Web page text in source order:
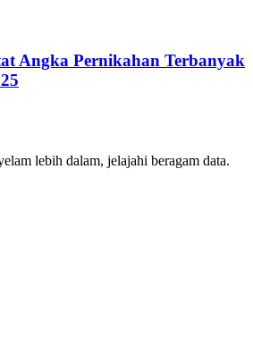
Angka Pernikahan Terbanyak
lebih dalam, jelajahi beragam data.